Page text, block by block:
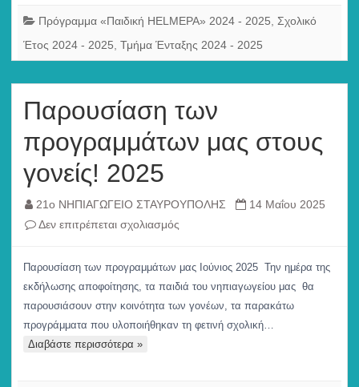
Πρόγραμμα «Παιδική HELMEPA» 2024 - 2025
Σχολικό
Έτος 2024 - 2025 Τμήμα Ένταξης 2024 - 2025
Παρουσίαση των
προγραμμάτων μας στους
γονείς! 2025
21ο ΝΗΠΙΑΓΩΓΕΙΟ ΣΤΑΥΡΟΥΠΟΛΗΣ
14 Μαΐου 2025
Δεν επιτρέπεται σχολιασμός
των
προγραμμάτων
μας
στους
Παρουσίαση των προγραμμάτων μας Ιούνιος 2025 Την ημέρα της
εκδήλωσης αποφοίτησης, τα παιδιά του νηπιαγωγείου μας θα
παρουσιάσουν στην κοινότητα των γονέων, τα παρακάτω
προγράμματα που υλοποιήθηκαν τη φετινή σχολική…
Διαβάστε περισσότερα »